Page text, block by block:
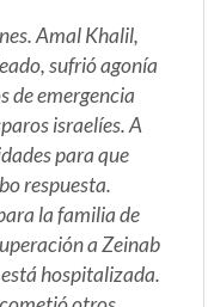
Amal Khalil,
sufrió agonía
de emergencia
israelíes. A
para que
respuesta.
la familia de
a Zeinab
hospitalizada.